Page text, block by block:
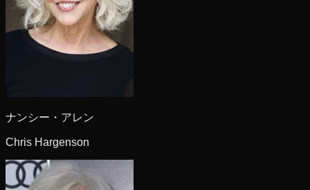
ナンシー・アレン
Chris Hargenson